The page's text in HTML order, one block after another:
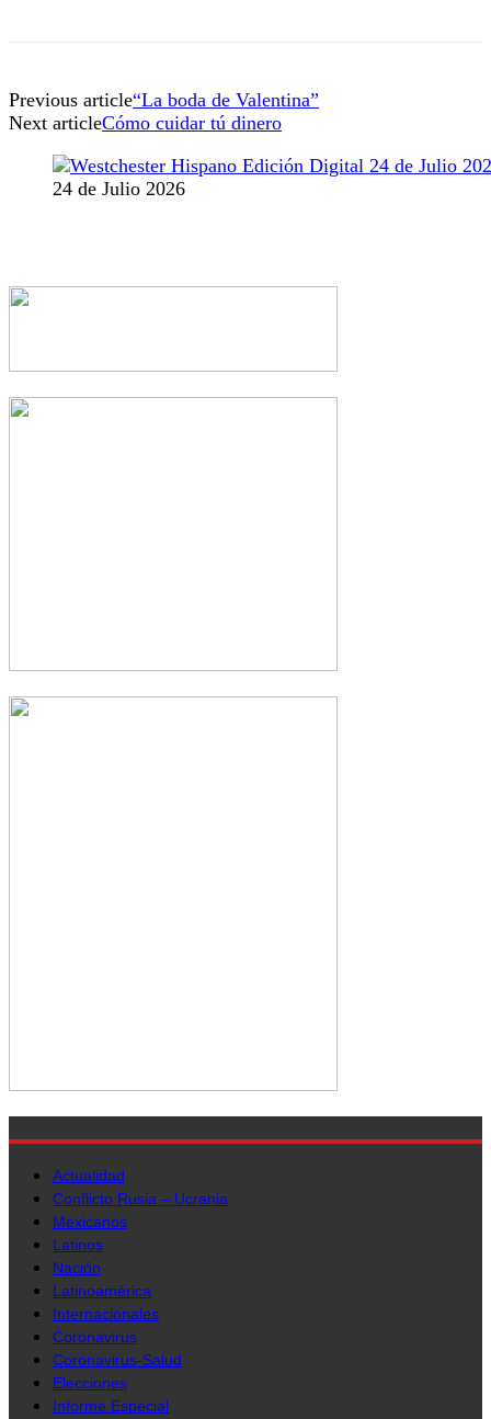
Previous article“La boda de Valentina”
Next articleCómo cuidar tú dinero
24 de Julio 2026
Actualidad
Conflicto Rusia – Ucrania
Mexicanos
Latinos
Nación
Latinoamérica
Internacionales
Coronavirus
Coronavirus-Salud
Elecciones
Informe Especial